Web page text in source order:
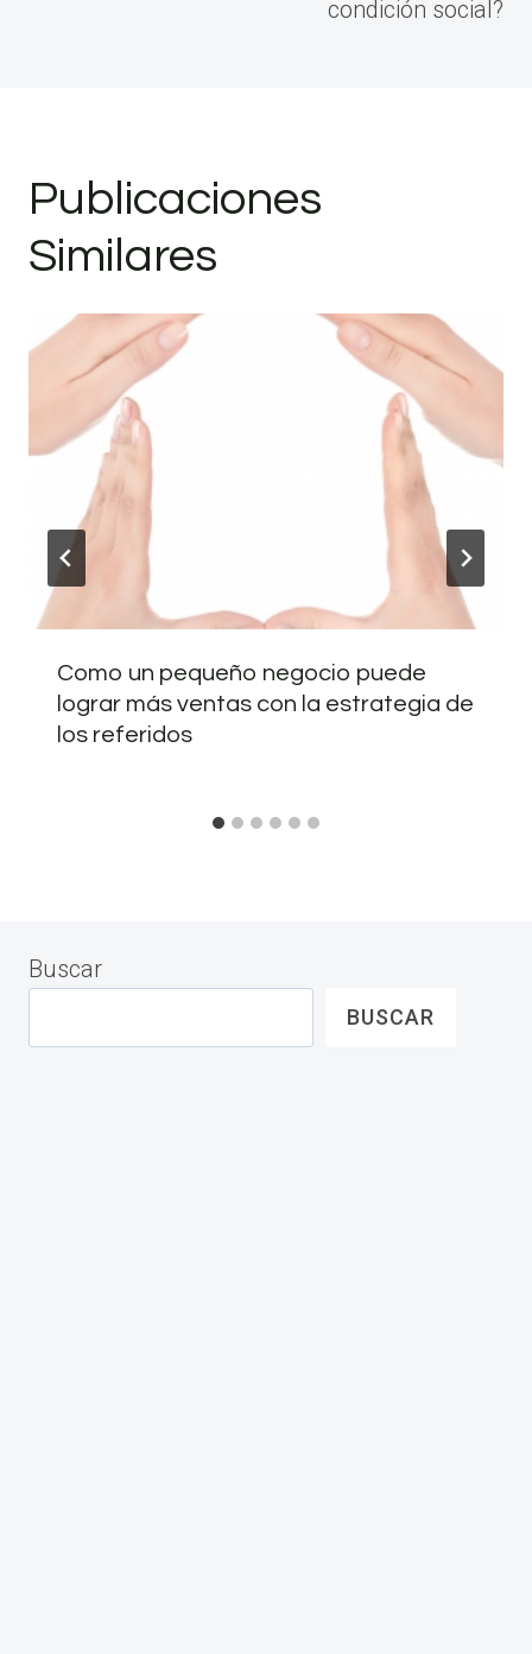
condición social?
Publicaciones
Similares
Como un pequeño negocio puede
lograr más ventas con la estrategia de
los referidos
Buscar
BUSCAR